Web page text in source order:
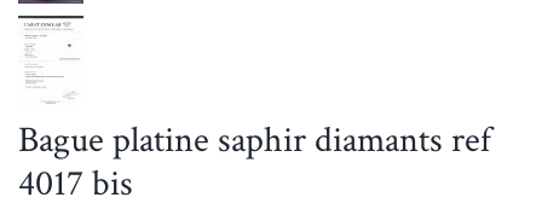
Bague platine saphir diamants ref
4017 bis